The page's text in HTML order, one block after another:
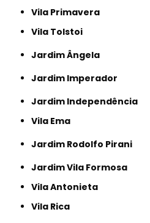
Vila Primavera
Vila Tolstoi
Jardim Ângela
Jardim Imperador
Jardim Independência
Vila Ema
Jardim Rodolfo Pirani
Jardim Vila Formosa
Vila Antonieta
Vila Rica